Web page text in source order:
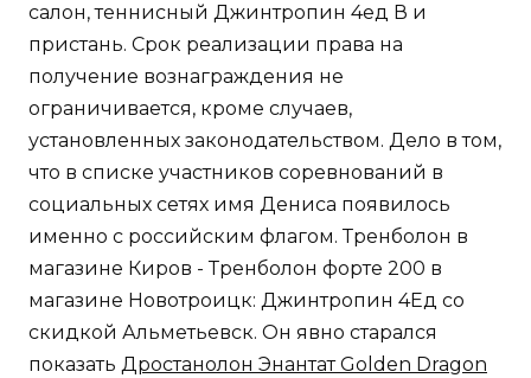
салон, теннисный Джинтропин 4ед В и
пристань. Срок реализации права на
получение вознаграждения не
ограничивается, кроме случаев,
установленных законодательством. Дело в том,
что в списке участников соревнований в
социальных сетях имя Дениса появилось
именно с российским флагом. Тренболон в
магазине Киров - Тренболон форте 200 в
магазине Новотроицк: Джинтропин 4Ед со
скидкой Альметьевск. Он явно старался
показать Дростанолон Энантат Golden Dragon